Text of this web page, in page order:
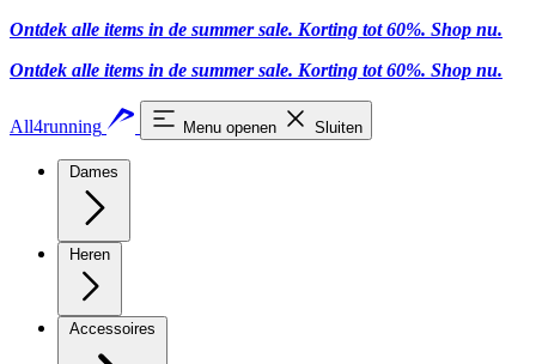
Ontdek alle items in de summer sale. Korting tot 60%. Shop nu.
Ontdek alle items in de summer sale. Korting tot 60%. Shop nu.
All4running Menu openen Sluiten
Dames
Heren
Accessoires